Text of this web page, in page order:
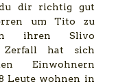
du dir richtig gut
um Tito zu
ihren Slivo
Zerfall hat sich
Einwohnern
Leute wohnen in